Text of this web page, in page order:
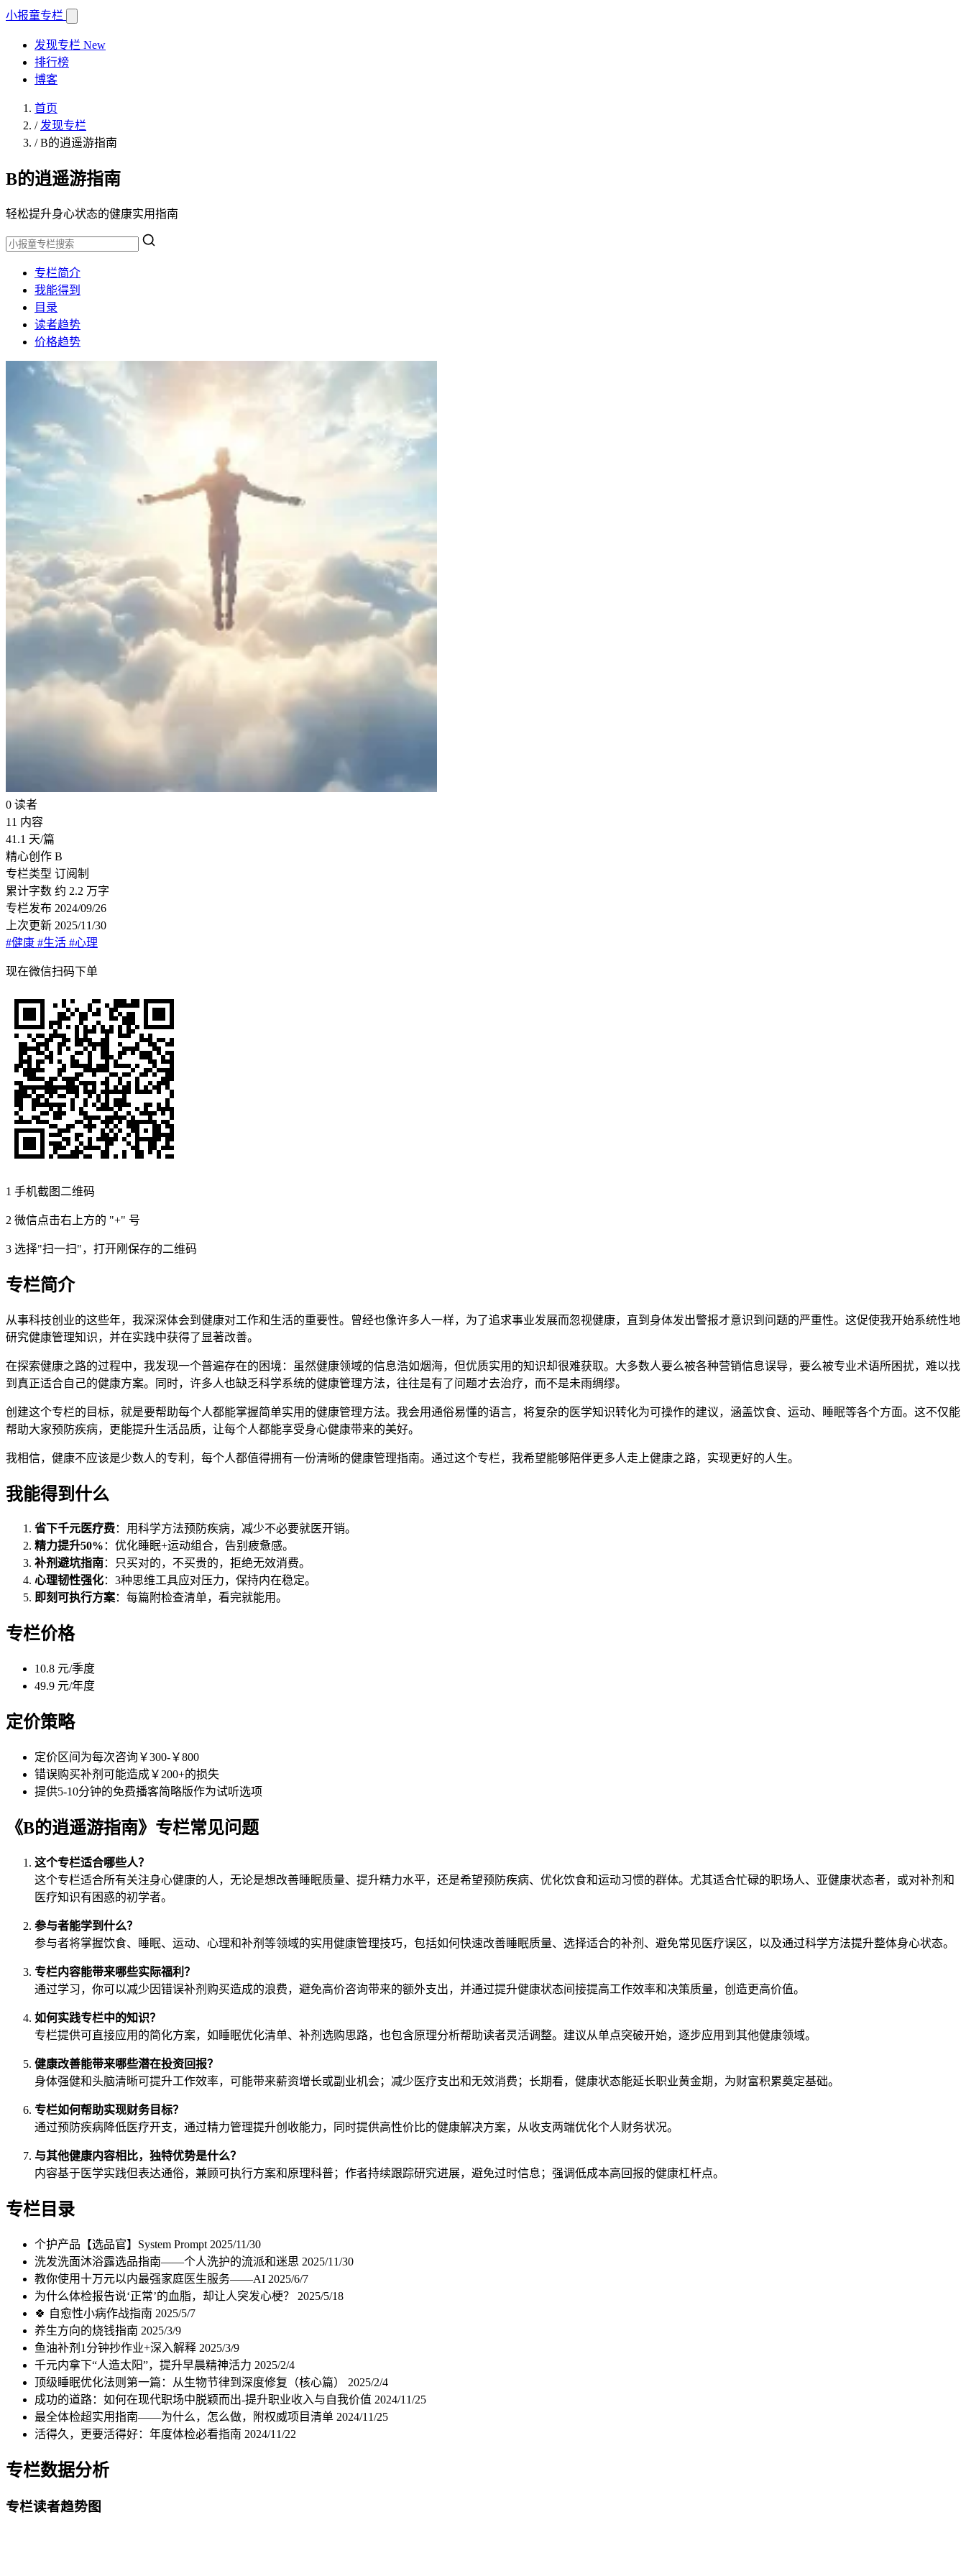
小报童专栏
发现专栏 New
排行榜
博客
首页
/ 发现专栏
/B的逍遥游指南
B的逍遥游指南
轻松提升身心状态的健康实用指南
专栏简介
我能得到
目录
读者趋势
价格趋势
0 读者
11 内容
41.1 天/篇
精心创作 B
专栏类型 订阅制
累计字数 约 2.2 万字
专栏发布 2024/09/26
上次更新 2025/11/30
#健康 #生活 #心理
现在微信扫码下单
1 手机截图二维码
2 微信点击右上方的 "+" 号
3 选择"扫一扫"，打开刚保存的二维码
专栏简介
从事科技创业的这些年，我深深体会到健康对工作和生活的重要性。曾经也像许多人一样，为了追求事业发展而忽视健康，直到身体发出警报才意识到问题的严重性。这促使我开始系统性地
研究健康管理知识，并在实践中获得了显著改善。
在探索健康之路的过程中，我发现一个普遍存在的困境：虽然健康领域的信息浩如烟海，但优质实用的知识却很难获取。大多数人要么被各种营销信息误导，要么被专业术语所困扰，难以找
到真正适合自己的健康方案。同时，许多人也缺乏科学系统的健康管理方法，往往是有了问题才去治疗，而不是未雨绸缪。
创建这个专栏的目标，就是要帮助每个人都能掌握简单实用的健康管理方法。我会用通俗易懂的语言，将复杂的医学知识转化为可操作的建议，涵盖饮食、运动、睡眠等各个方面。这不仅能
帮助大家预防疾病，更能提升生活品质，让每个人都能享受身心健康带来的美好。
我相信，健康不应该是少数人的专利，每个人都值得拥有一份清晰的健康管理指南。通过这个专栏，我希望能够陪伴更多人走上健康之路，实现更好的人生。
我能得到什么
省下千元医疗费：用科学方法预防疾病，减少不必要就医开销。
精力提升50% ：优化睡眠+运动组合，告别疲惫感。
补剂避坑指南：只买对的，不买贵的，拒绝无效消费。
心理韧性强化：3种思维工具应对压力，保持内在稳定。
即刻可执行方案：每篇附检查清单，看完就能用。
专栏价格
10.8 元/季度
49.9 元/年度
定价策略
定价区间为每次咨询￥300-￥800
错误购买补剂可能造成￥200+的损失
提供5-10分钟的免费播客简略版作为试听选项
《B的逍遥游指南》专栏常见问题
这个专栏适合哪些人？
这个专栏适合所有关注身心健康的人，无论是想改善睡眠质量、提升精力水平，还是希望预防疾病、优化饮食和运动习惯的群体。尤其适合忙碌的职场人、亚健康状态者，或对补剂和
医疗知识有困惑的初学者。
参与者能学到什么？
参与者将掌握饮食、睡眠、运动、心理和补剂等领域的实用健康管理技巧，包括如何快速改善睡眠质量、选择适合的补剂、避免常见医疗误区，以及通过科学方法提升整体身心状态。
专栏内容能带来哪些实际福利？
通过学习，你可以减少因错误补剂购买造成的浪费，避免高价咨询带来的额外支出，并通过提升健康状态间接提高工作效率和决策质量，创造更高价值。
如何实践专栏中的知识？
专栏提供可直接应用的简化方案，如睡眠优化清单、补剂选购思路，也包含原理分析帮助读者灵活调整。建议从单点突破开始，逐步应用到其他健康领域。
健康改善能带来哪些潜在投资回报？
身体强健和头脑清晰可提升工作效率，可能带来薪资增长或副业机会；减少医疗支出和无效消费；长期看，健康状态能延长职业黄金期，为财富积累奠定基础。
专栏如何帮助实现财务目标？
通过预防疾病降低医疗开支，通过精力管理提升创收能力，同时提供高性价比的健康解决方案，从收支两端优化个人财务状况。
与其他健康内容相比，独特优势是什么？
内容基于医学实践但表达通俗，兼顾可执行方案和原理科普；作者持续跟踪研究进展，避免过时信息；强调低成本高回报的健康杠杆点。
专栏目录
个护产品【选品官】System Prompt 2025/11/30
洗发洗面沐浴露选品指南——个人洗护的流派和迷思 2025/11/30
教你使用十万元以内最强家庭医生服务——AI 2025/6/7
为什么体检报告说‘正常’的血脂，却让人突发心梗？ 2025/5/18
🍀 自愈性小病作战指南 2025/5/7
养生方向的烧钱指南 2025/3/9
鱼油补剂1分钟抄作业+深入解释 2025/3/9
千元内拿下“人造太阳”，提升早晨精神活力 2025/2/4
顶级睡眠优化法则第一篇：从生物节律到深度修复（核心篇） 2025/2/4
成功的道路：如何在现代职场中脱颖而出-提升职业收入与自我价值 2024/11/25
最全体检超实用指南——为什么，怎么做，附权威项目清单 2024/11/25
活得久，更要活得好：年度体检必看指南 2024/11/22
专栏数据分析
专栏读者趋势图